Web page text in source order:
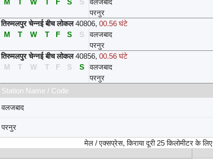
M
T W T F S S वलजबाद
परनुर
तिरुमलपुर चेन्नई बीच लोकल 40806,00.56 घंटे
M
T W T F S S वलजबाद
परनुर
तिरुमलपुर चेन्नई बीच लोकल 40856,00.56 घंटे
M
T W T F S S वलजबाद
परनुर
Station Name / Code
वलजबाद
परनुर
मेल / एक्सप्रेस, किराया दूरी 25 किलोमीटर के लिए